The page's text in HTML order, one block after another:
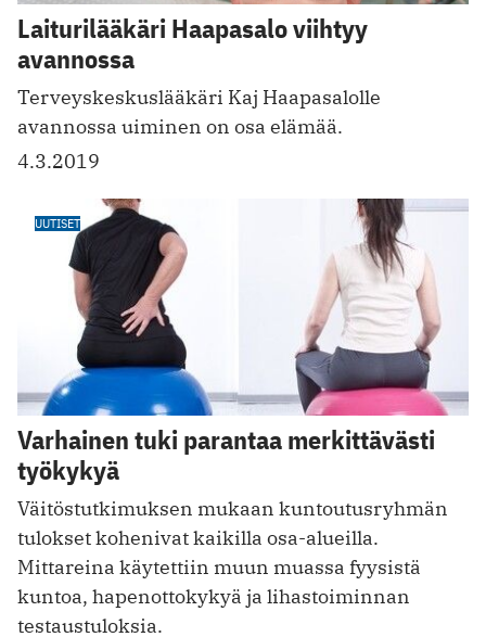
Laiturilääkäri Haapasalo viihtyy
avannossa
Terveyskeskuslääkäri Kaj Haapasalolle
avannossa uiminen on osa elämää.
4.3.2019
UUTISET
Varhainen tuki parantaa merkittävästi
työkykyä
Väitöstutkimuksen mukaan kuntoutusryhmän
tulokset kohenivat kaikilla osa-alueilla.
Mittareina käytettiin muun muassa fyysistä
kuntoa, hapenottokykyä ja lihastoiminnan
testaustuloksia.